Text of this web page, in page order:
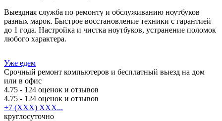
Выездная служба по ремонту и обслуживанию ноутбуков
разных марок. Быстрое восстановление техники с гарантией
до 1 года. Настройка и чистка ноутбуков, устранение поломок
любого характера.
Уже едем
Срочный ремонт компьютеров и бесплатный выезд на дом
или в офис
4.75 - 124 оценок и отзывов
4.75 - 124 оценок и отзывов
+7 (XXX) XXX...
круглосуточно